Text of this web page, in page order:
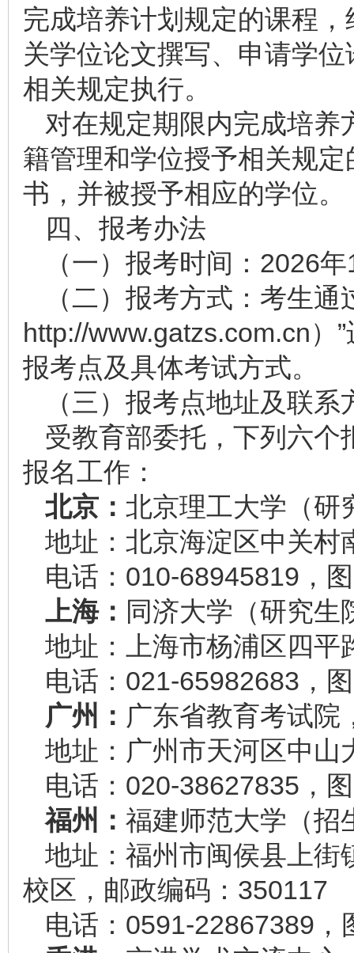
完成培养计划规定的课程
关学位论文撰写、申请学
相关规定执行。
对在规定期限内完成培
籍管理和学位授予相关规
书，并被授予相应的学位。
四、报考办法
（一）报考时间：2026
（二）报考方式：考生
http://www.gatzs.com.cn）
报考点及具体考试方式。
（三）报考点地址及联系
受教育部委托，下列六
报名工作：
北京： 北京理工大学（研
地址：北京海淀区中关村
电话：010-68945819，
上海： 同济大学（研究生
地址：上海市杨浦区四平
电话：021-65982683，
广州： 广东省教育考试院
地址：广州市天河区中山
电话：020-38627835，
福州： 福建师范大学（招
地址：福州市闽侯县上街
校区，邮政编码：350117
电话：0591-22867389